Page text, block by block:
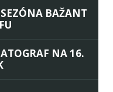
BAŽANT
NA 16.